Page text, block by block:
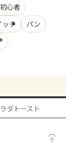
心者
ッチ
パン
ダトースト